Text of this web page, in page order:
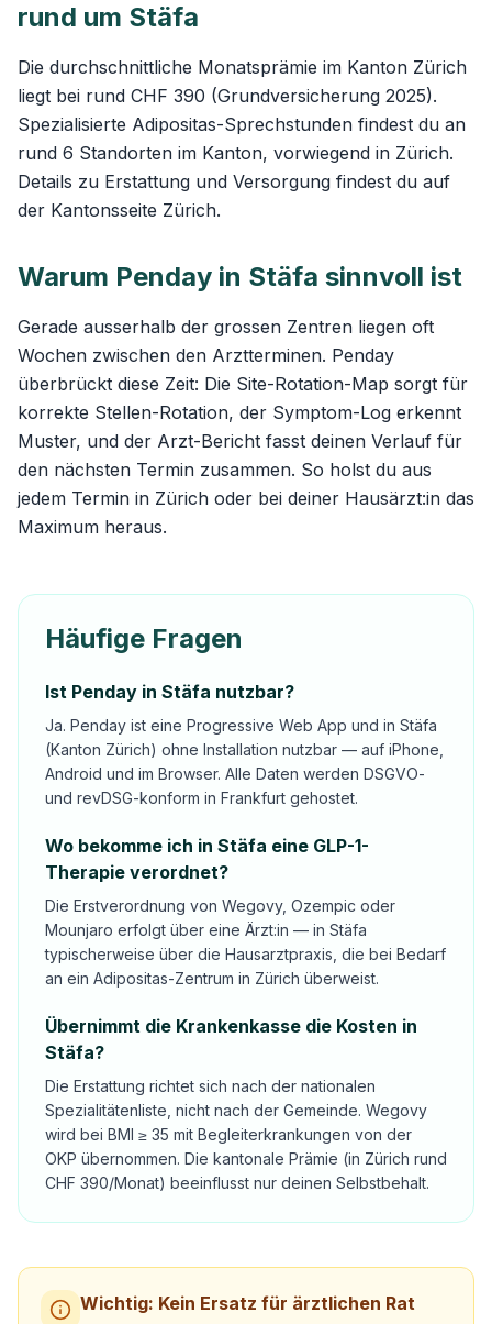
rund um Stäfa
Die durchschnittliche Monatsprämie im Kanton Zürich
liegt bei rund CHF 390 (Grundversicherung 2025).
Spezialisierte Adipositas-Sprechstunden findest du an
rund 6 Standorten im Kanton, vorwiegend in Zürich.
Details zu Erstattung und Versorgung findest du auf
der Kantonsseite Zürich.
Warum Penday in Stäfa sinnvoll ist
Gerade ausserhalb der grossen Zentren liegen oft
Wochen zwischen den Arztterminen. Penday
überbrückt diese Zeit: Die Site-Rotation-Map sorgt für
korrekte Stellen-Rotation, der Symptom-Log erkennt
Muster, und der Arzt-Bericht fasst deinen Verlauf für
den nächsten Termin zusammen. So holst du aus
jedem Termin in Zürich oder bei deiner Hausärzt:in das
Maximum heraus.
Häufige Fragen
Ist Penday in Stäfa nutzbar?
Ja. Penday ist eine Progressive Web App und in Stäfa
(Kanton Zürich) ohne Installation nutzbar — auf iPhone,
Android und im Browser. Alle Daten werden DSGVO-
und revDSG-konform in Frankfurt gehostet.
Wo bekomme ich in Stäfa eine GLP-1-
Therapie verordnet?
Die Erstverordnung von Wegovy, Ozempic oder
Mounjaro erfolgt über eine Ärzt:in — in Stäfa
typischerweise über die Hausarztpraxis, die bei Bedarf
an ein Adipositas-Zentrum in Zürich überweist.
Übernimmt die Krankenkasse die Kosten in
Stäfa?
Die Erstattung richtet sich nach der nationalen
Spezialitätenliste, nicht nach der Gemeinde. Wegovy
wird bei BMI ≥ 35 mit Begleiterkrankungen von der
OKP übernommen. Die kantonale Prämie (in Zürich rund
CHF 390/Monat) beeinflusst nur deinen Selbstbehalt.
Wichtig: Kein Ersatz für ärztlichen Rat